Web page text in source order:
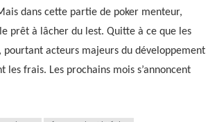
dans cette partie de poker menteur,
prêt à lâcher du lest. Quitte à ce que les
pourtant acteurs majeurs du développement
les frais. Les prochains mois s’annoncent